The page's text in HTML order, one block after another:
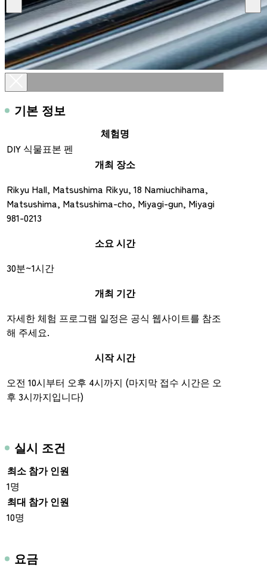
기본 정보
체험명
DIY 식물표본 펜
개최 장소
Rikyu Hall, Matsushima Rikyu, 18 Namiuchihama,
Matsushima, Matsushima-cho, Miyagi-gun, Miyagi
981-0213
소요 시간
30분~1시간
개최 기간
자세한 체험 프로그램 일정은 공식 웹사이트를 참조
해 주세요.
시작 시간
오전 10시부터 오후 4시까지 (마지막 접수 시간은 오
후 3시까지입니다)
실시 조건
최소 참가 인원
1명
최대 참가 인원
10명
요금